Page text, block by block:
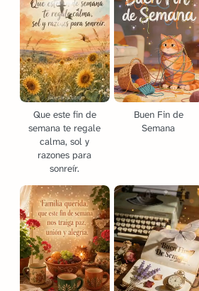
Que este fin de
semana te regale
calma, sol y
razones para
sonreír.
Buen Fin de
Semana